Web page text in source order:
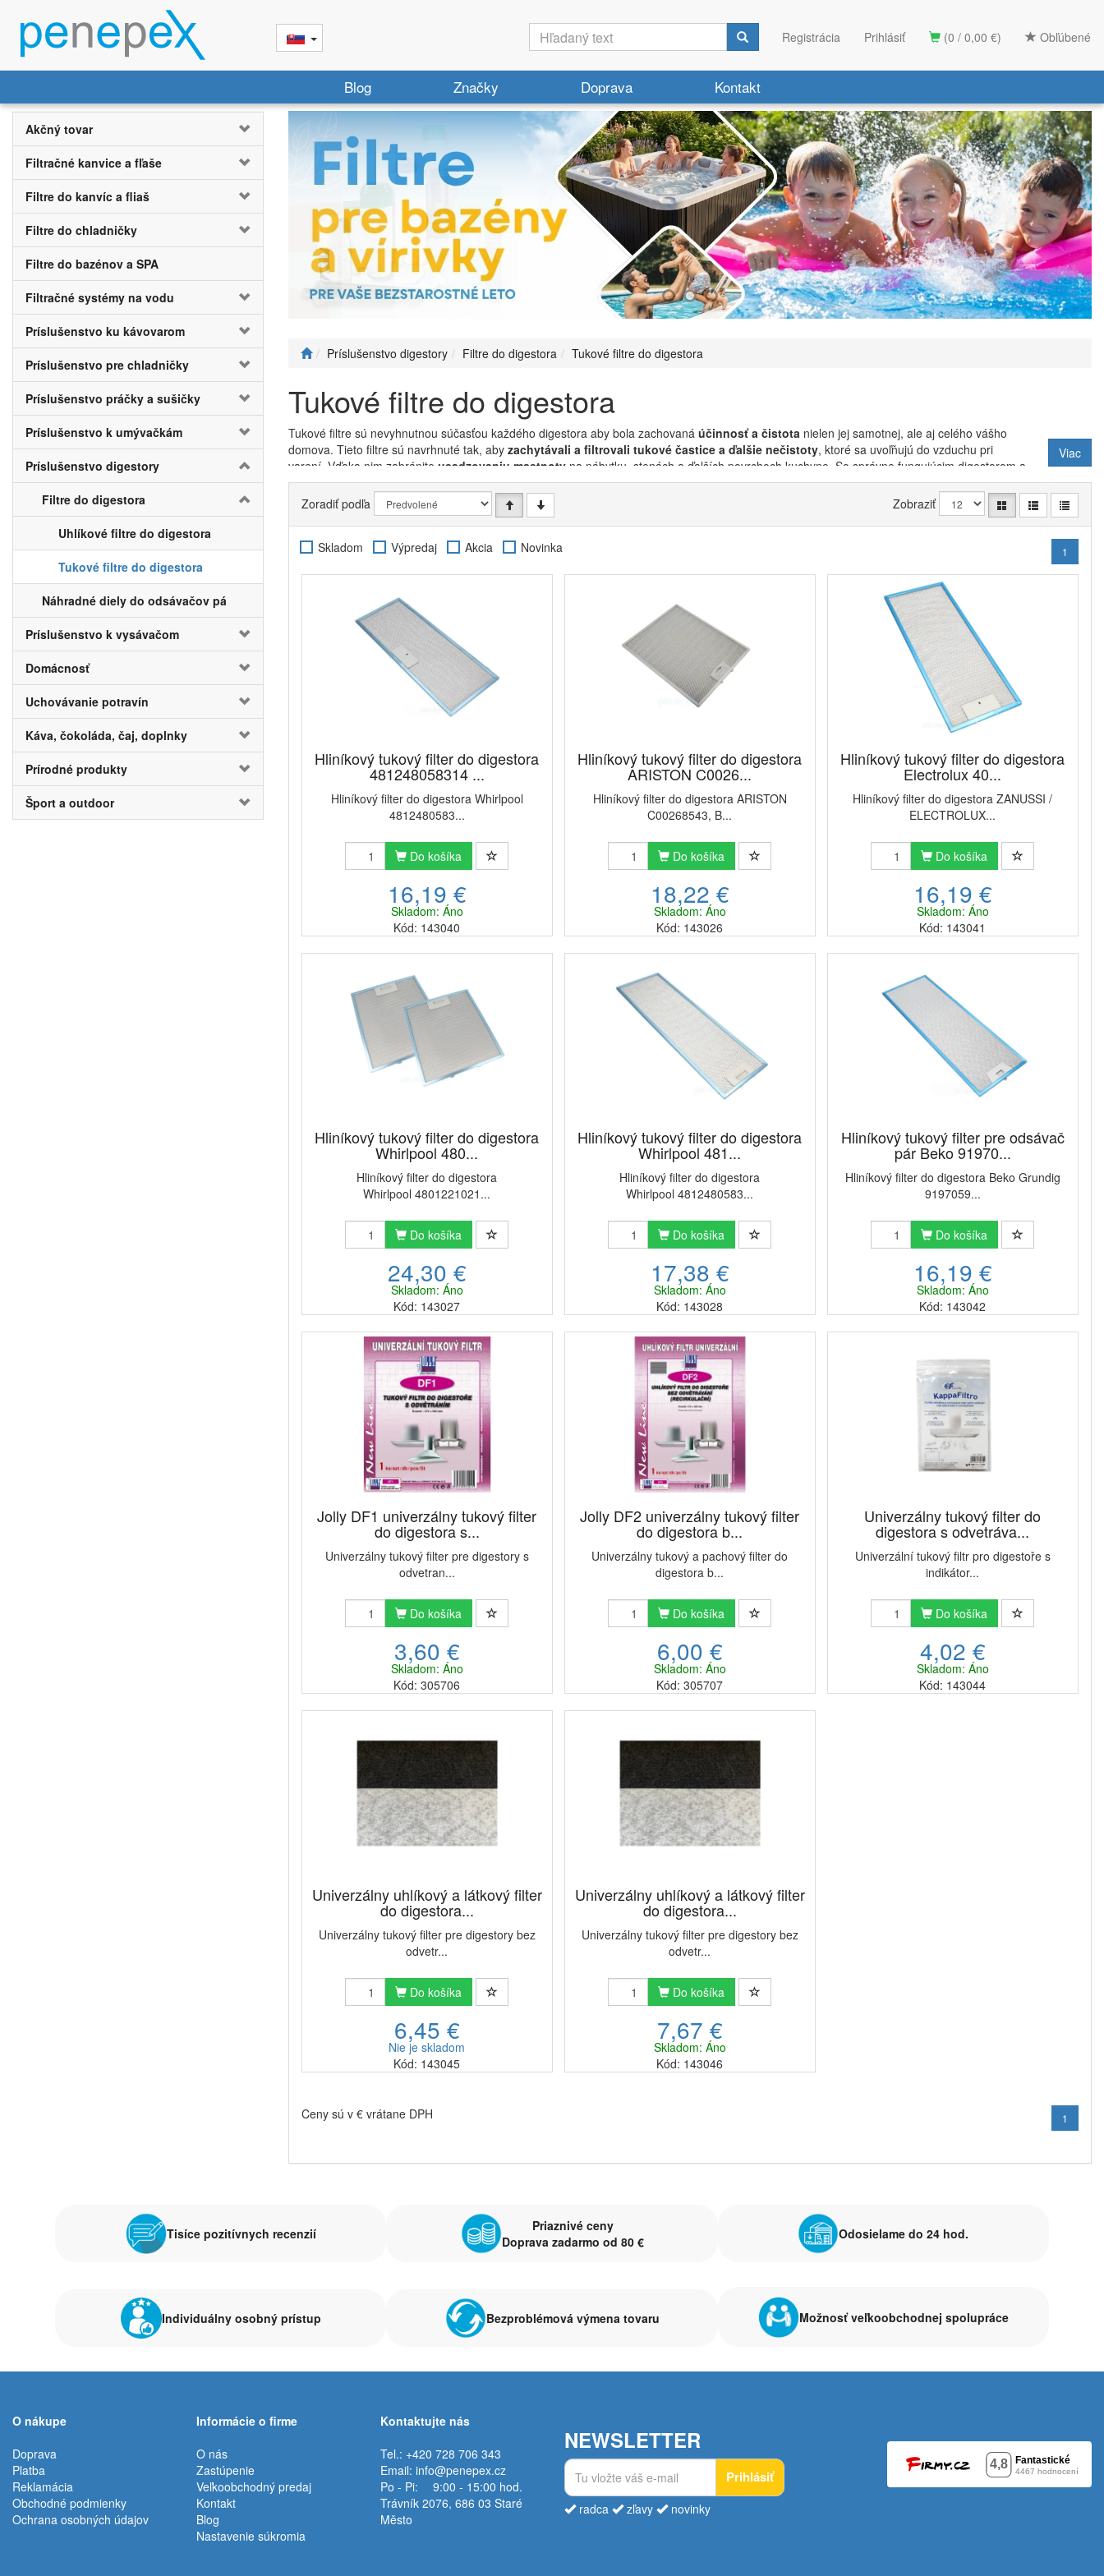
(0 / 0,00 €) Obľúbené
Registrácia Prihlásiť
Blog Značky Doprava Kontakt
Akčný tovar
Filtračné kanvice a fľaše
Filtre do kanvíc a fliaš
Filtre do chladničky
Filtre do bazénov a SPA
Filtračné systémy na vodu
Príslušenstvo ku kávovarom
Príslušenstvo pre chladničky
Príslušenstvo práčky a sušičky
Príslušenstvo k umývačkám
Príslušenstvo digestory
Filtre do digestora
Uhlíkové filtre do digestora
Tukové filtre do digestora
Náhradné diely do odsávačov pá
Príslušenstvo k vysávačom
Domácnosť
Uchovávanie potravín
Káva, čokoláda, čaj, doplnky
Prírodné produkty
Šport a outdoor
Príslušenstvo digestory Filtre do digestora Tukové filtre do digestora
Tukové filtre do digestora
Tukové filtre sú nevyhnutnou súčasťou každého digestora aby bola zachovaná účinnosť a čistota nielen jej samotnej, ale aj celého vášho
domova. Tieto filtre sú navrhnuté tak, aby zachytávali a filtrovali tukové častice a ďalšie nečistoty, ktoré sa uvoľňujú do vzduchu pri
varení. Vďaka nim zabránite usadzovaniu mastnoty na nábytku, stenách a ďalších povrchoch kuchyne. So správne fungujúcim digestorom a
tukovým filtrom si zaistíte udržaniečistého a hygienického domova.
Na trhu narazíte na niekoľko typov tukových filtrov, pričom každý z nich má svoje špecifické vlastnosti a výhody.
Papierové filtresú vhodné
pre tých, ktorí hľadajú cenovo dostupné a ľahko vymeniteľné riešenie. Tieto filtre sú ideálne na krátkodobé použitie, ale vyžadujú častejšiu
výmenu, aby udržiavali efektivitu. Kovové filtre,
vyrobené z hliníka alebo nerezovej ocele
čistiť a opätovne používať, čo je ideálne pokiaľ varíte častejšie a chcete filter, ktorý má vydržať dlhšiu dobu. Vďaka svojej odolnosti a možnosti
opakovaného čistenia predstavujú dlhodobejšie a ekonomicky výhodné riešenie. Pri týchto filtroch je potrebné dbať na starostlivý výber typu
pre digestory Whirlpool, AEG a
a mnohých ďalších.
sú ďalším variantom, ktorý ponúka dobrú úroveň filtrácie a sú obzvlášť účinné v zachytávaní
jemnejších tukových častíc. Tieto filtre sú obvykle vyrobené z odolných, ale priedušných materiálov a môžu byť tiež opakovane použité po
vyčistení. Veľkou výhodou je ich univerzalita. Stačí si vybrať medzi tým, či máte
digestor s odvetraním bez odvetrania
, prípadne zvoliť
priamo pre digestory Mora.
Ďalším variantom filtrov pre digestory sú
. Tie sú nevyhnutnou súčasťou najmä tých digestorov, ktoré pracujú vrežime
, kde sa čistený vzduch vracia späť do miestnosti. Tieto filtre obsahujú aktívne uhlie, ktoré je vysoko efektívne vabsorbovaní
pachov a niektorých organických zlúčenín
z vareného jedla. Vďaka ich vysokej pórovitosti dokážu uhlíkové filtre
pohltiť a neutralizovať
, čím zásadne prispievajú k udržaniu čerstvého a čistého vzduchu v kuchyni. A pokiaľ sa nemôžete rozhodnúť, či si teraz
Všetky tieto typy tukových filtrov nielenže pomáhajú
chrániť motor a vnútorné súčasti digestora pred znečistením , čím predlžujú jeho
správneho fungovania digestora a udržanie nielen kuchyne, ale aj celého bytu čistého bez nánosu mastnoty a nepríjemného zápachu.
Viac
Zoradiť podľa Zobraziť
Skladom Výpredaj Akcia Novinka 1
Hliníkový tukový filter do digestora
481248058314 ...
Hliníkový filter do digestora Whirlpool
4812480583...
Do košíka
16,19 €
Skladom: Áno
Kód: 143040
Hliníkový tukový filter do digestora
ARISTON C0026...
Hliníkový filter do digestora ARISTON
C00268543, B...
Do košíka
18,22 €
Skladom: Áno
Kód: 143026
Hliníkový tukový filter do digestora
Electrolux 40...
Hliníkový filter do digestora ZANUSSI /
ELECTROLUX...
Do košíka
16,19 €
Skladom: Áno
Kód: 143041
Hliníkový tukový filter do digestora
Whirlpool 480...
Hliníkový filter do digestora
Whirlpool 4801221021...
Do košíka
24,30 €
Skladom: Áno
Kód: 143027
Hliníkový tukový filter do digestora
Whirlpool 481...
Hliníkový filter do digestora
Whirlpool 4812480583...
Do košíka
17,38 €
Skladom: Áno
Kód: 143028
Hliníkový tukový filter pre odsávač
pár Beko 91970...
Hliníkový filter do digestora Beko Grundig
9197059...
Do košíka
16,19 €
Skladom: Áno
Kód: 143042
Jolly DF1 univerzálny tukový filter
do digestora s...
Univerzálny tukový filter pre digestory s
odvetran...
Do košíka
3,60 €
Skladom: Áno
Kód: 305706
Jolly DF2 univerzálny tukový filter
do digestora b...
Univerzálny tukový a pachový filter do
digestora b...
Do košíka
6,00 €
Skladom: Áno
Kód: 305707
Univerzálny tukový filter do
digestora s odvetráva...
Univerzální tukový filtr pro digestoře s
indikátor...
Do košíka
4,02 €
Skladom: Áno
Kód: 143044
Univerzálny uhlíkový a látkový filter
do digestora...
Univerzálny tukový filter pre digestory bez
odvetr...
Do košíka
6,45 €
Nie je skladom
Kód: 143045
Univerzálny uhlíkový a látkový filter
do digestora...
Univerzálny tukový filter pre digestory bez
odvetr...
Do košíka
7,67 €
Skladom: Áno
Kód: 143046
Ceny sú v € vrátane DPH 1
Tisíce pozitívnych recenzií
Priaznivé ceny
Doprava zadarmo od 80 €
Odosielame do 24 hod.
Individuálny osobný prístup Bezproblémová výmena tovaru Možnosť veľkoobchodnej spolupráce
O nákupe
Doprava
Platba
Reklamácia
Obchodné podmienky
Ochrana osobných údajov
Informácie o firme
O nás
Zastúpenie
Veľkoobchodný predaj
Kontakt
Blog
Nastavenie súkromia
Kontaktujte nás
Tel.: +420 728 706 343
Email: info@penepex.cz
Po - Pi:
9:00 - 15:00 hod.
Trávník 2076, 686 03 Staré
Město
NEWSLETTER
Prihlásiť
radca zľavy novinky